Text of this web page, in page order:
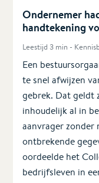
Ondernemer
handtekening
Leestijd 3 min -
Een
te snel afwijzen
gebrek. Dat geldt
inhoudelijk al in
aanvrager zonder
ontbrekende
oordeelde het
bedrijfsleven in